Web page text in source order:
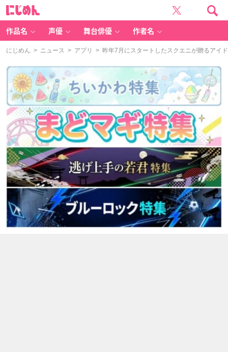
作品名 声優 舞台俳優 作者名
にじめん > ニュース > アプリ > 昨年7月にスタートしたスクエニが贈るアイ